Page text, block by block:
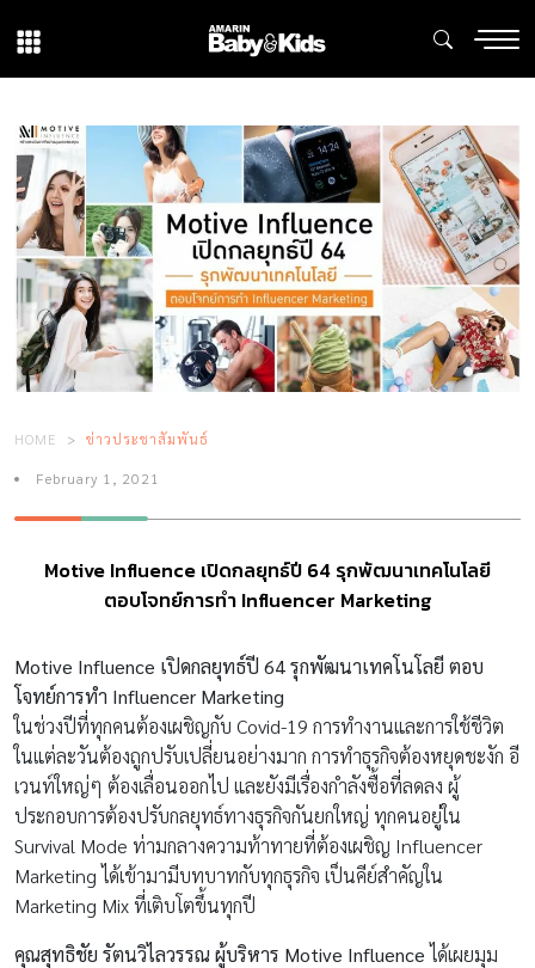
HOME ข่าวประชาสัมพันธ์
February 1, 2021
Motive Influence เปิดกลยุทธ์ปี 64 รุกพัฒนาเทคโนโลยี
ตอบโจทย์การทำ Influencer Marketing
Motive Influence เปิดกลยุทธ์ปี 64รุกพัฒนาเทคโนโลยี ตอบ
โจทย์การทำ Influencer Marketing
ในช่วงปีที่ทุกคนต้องเผชิญกับ Covid-19 การทำงานและการใช้ชีวิต
ในแต่ละวันต้องถูกปรับเปลี่ยนอย่างมาก การทำธุรกิจต้องหยุดชะงัก อี
เวนท์ใหญ่ๆ ต้องเลื่อนออกไป และยังมีเรื่องกำลังซื้อที่ลดลง ผู้
ประกอบการต้องปรับกลยุทธ์ทางธุรกิจกันยกใหญ่ ทุกคนอยู่ใน
Survival Mode ท่ามกลางความท้าทายที่ต้องเผชิญ Influencer
Marketing ได้เข้ามามีบทบาทกับทุกธุรกิจ เป็นคีย์สำคัญใน
Marketing Mix ที่เติบโตขึ้นทุกปี
คุณสุทธิชัย รัตนวิไลวรรณ ผู้บริหาร Motive Influenceได้เผยมุม